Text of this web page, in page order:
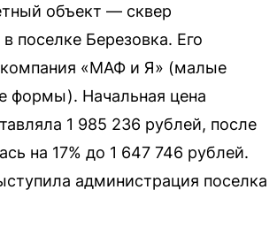
объект — сквер
поселке Березовка. Его
компания «МАФ и Я» (малые
формы). Начальная цена
1 985 236 рублей, после
на 17% до 1 647 746 рублей.
администрация поселка